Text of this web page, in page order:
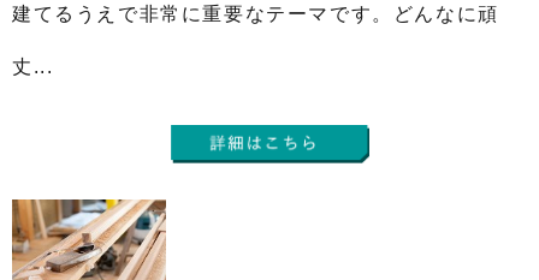
建てるうえで非常に重要なテーマです。どんなに頑
丈...